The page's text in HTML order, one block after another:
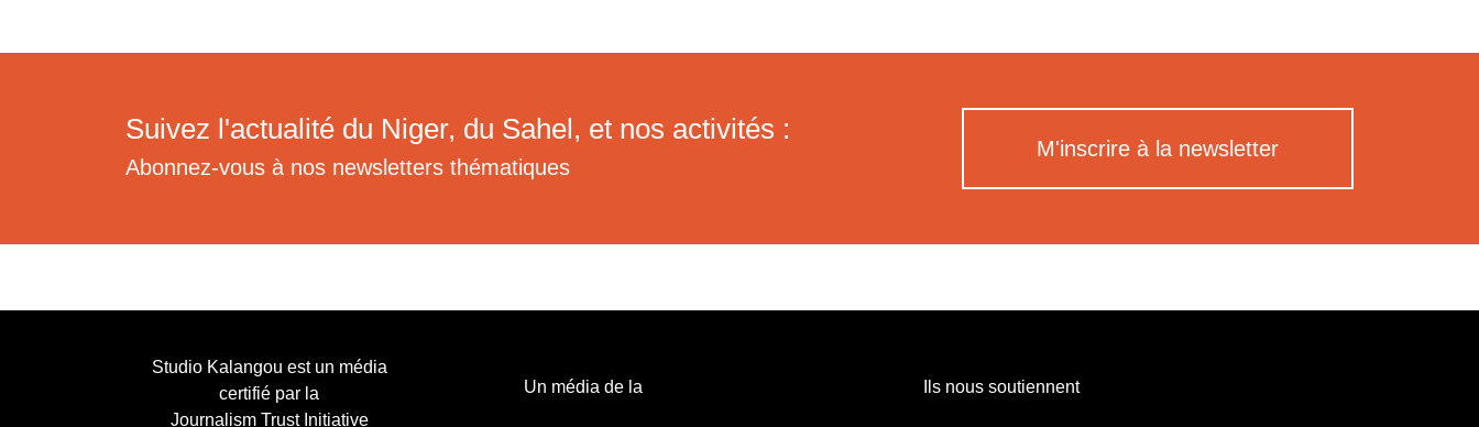
Suivez l'actualité du Niger, du Sahel, et nos activités :
Abonnez-vous à nos newsletters thématiques
M'inscrire à la newsletter
Studio Kalangou est un média
certifié par la
Journalism Trust Initiative
Un média de la Ils nous soutiennent